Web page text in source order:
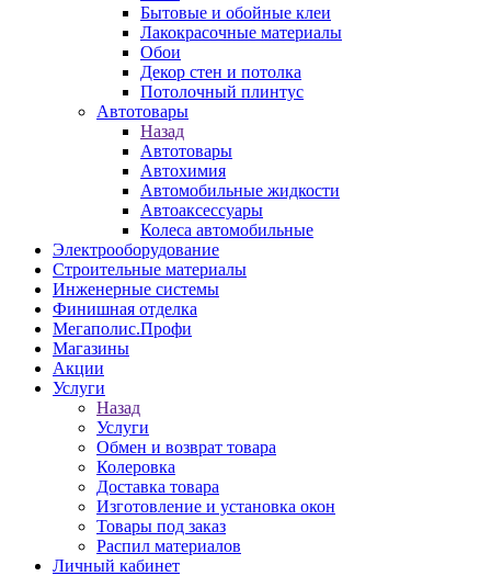
Бытовые и обойные клеи
Лакокрасочные материалы
Обои
Декор стен и потолка
Потолочный плинтус
Автотовары
Назад
Автотовары
Автохимия
Автомобильные жидкости
Автоаксессуары
Колеса автомобильные
Электрооборудование
Строительные материалы
Инженерные системы
Финишная отделка
Мегаполис.Профи
Магазины
Акции
Услуги
Назад
Услуги
Обмен и возврат товара
Колеровка
Доставка товара
Изготовление и установка окон
Товары под заказ
Распил материалов
Личный кабинет